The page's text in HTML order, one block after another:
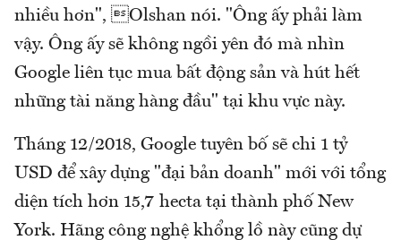
nhiều hơn", Olshan nói. "Ông ấy phải làm
vậy. Ông ấy sẽ không ngồi yên đó mà nhìn
Google liên tục mua bất động sản và hút hết
những tài năng hàng đầu" tại khu vực này.
Tháng 12/2018, Google tuyên bố sẽ chi 1 tỷ
USD để xây dựng "đại bản doanh" mới với tổng
diện tích hơn 15,7 hecta tại thành phố New
York. Hãng công nghệ khổng lồ này cũng dự